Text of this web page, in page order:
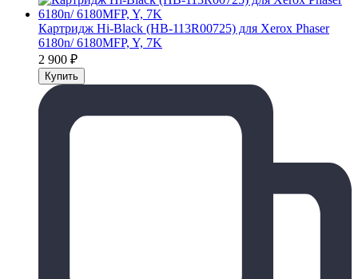
Картридж Hi-Black (HB-113R00725) для Xerox Phaser
6180n/ 6180MFP, Y, 7K
2 900 ₽